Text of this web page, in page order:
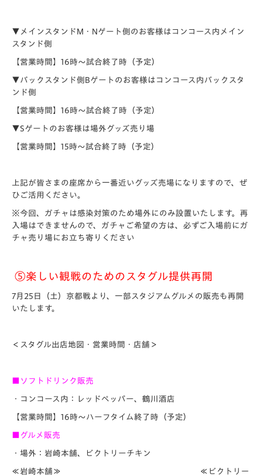
▼メインスタンドM・Nゲート側のお客様はコンコース内メイン
スタンド側
【営業時間】16時～試合終了時（予定）
▼バックスタンド側Bゲートのお客様はコンコース内バックスタ
ンド側
【営業時間】16時～試合終了時（予定）
▼Sゲートのお客様は場外グッズ売り場
【営業時間】15時～試合終了時（予定）
上記が皆さまの座席から一番近いグッズ売場になりますので、ぜ
ひご活用ください。
※今回、ガチャは感染対策のため場外にのみ設置いたします。再
入場はできませんので、ガチャご希望の方は、必ずご入場前にガ
チャ売り場にお立ち寄りください
⑤楽しい観戦のためのスタグル提供再開
7月25日（土）京都戦より、一部スタジアムグルメの販売も再開
いたします。
＜スタグル出店地図・営業時間・店舗＞
■ソフトドリンク販売
・コンコース内：レッドペッパー、鶴川酒店
【営業時間】16時～ハーフタイム終了時（予定）
■グルメ販売
・場外：岩崎本舗、ビクトリーチキン
≪岩崎本舗≫ ≪ビクトリー